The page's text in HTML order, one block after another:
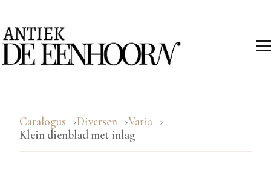
Catalogus Diversen
Varia
Klein dienblad met inlag